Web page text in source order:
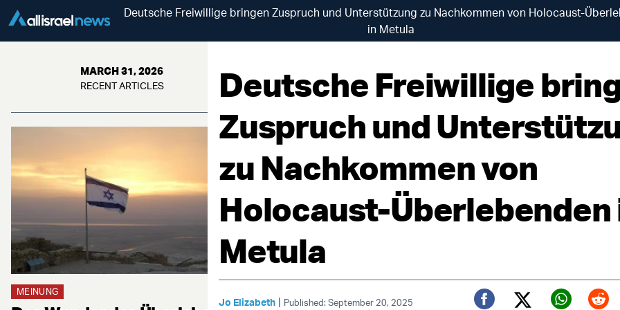
Deutsche Freiwillige bringen Zuspruch und Unterstützung zu Nachkommen von Holocaust-
in Metula
MARCH 31, 2026
RECENT ARTICLES
MEINUNG
Deutsche Freiwillige
Zuspruch und
zu Nachkommen von
Holocaust-Überlebenden
Metula
Jo Elizabeth | Published: September 20, 2025